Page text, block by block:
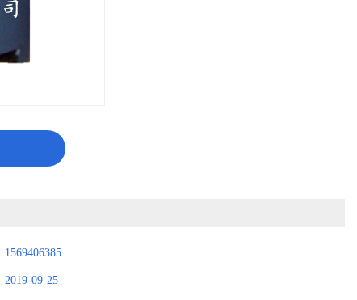
1569406385
2019-09-25